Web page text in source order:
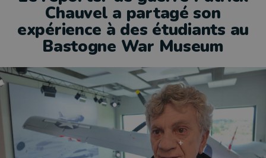
Chauvel a partagé son
expérience à des étudiants au
Bastogne War Museum